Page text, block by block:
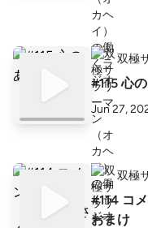
双極
#115 心
Jun 27,
双極
#114 コ
おまけ